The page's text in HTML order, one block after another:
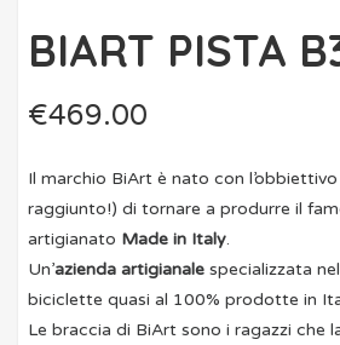
BIART PISTA
€469.00
Il marchio BiArt è nato con
raggiunto!) di tornare a produrre il
artigianato Made in Italy.
Un’azienda artigianale specializzata
biciclette quasi al 100% prodotte in
Le braccia di BiArt sono i ragazzi che